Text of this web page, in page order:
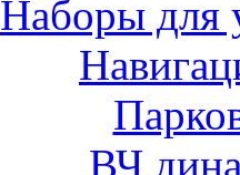
Наборы для
ВЧ